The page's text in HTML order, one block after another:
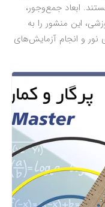
ابعاد جمع‌وجور،
این منشور را به
نور و انجام آزمایش‌های